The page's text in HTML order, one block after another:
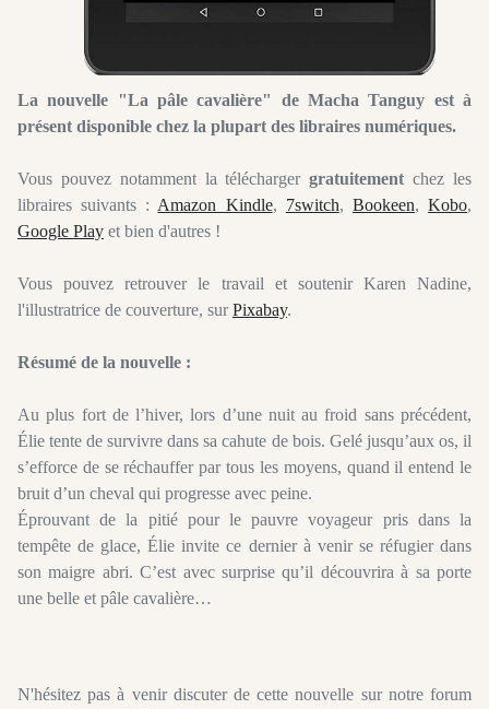
La nouvelle "La pâle cavalière" de Macha Tanguy est à
présent disponible chez la plupart des libraires numériques.
Vous pouvez notamment la téléchargergratuitement chez les
libraires suivants : Amazon Kindle, 7switch, Bookeen,Kobo,
Google Play et bien d'autres !
Vous pouvez retrouver le travail et soutenir Karen Nadine,
l'illustratrice de couverture, surPixabay.
Résumé de la nouvelle :
Au plus fort de l’hiver, lors d’une nuit au froid sans précédent,
Élie tente de survivre dans sa cahute de bois. Gelé jusqu’aux os, il
s’efforce de se réchauffer par tous les moyens, quand il entend le
bruit d’un cheval qui progresse avec peine.
Éprouvant de la pitié pour le pauvre voyageur pris dans la
tempête de glace, Élie invite ce dernier à venir se réfugier dans
son maigre abri. C’est avec surprise qu’il découvrira à sa porte
une belle et pâle cavalière…
N'hésitez pas à venir discuter de cette nouvelle sur notre forum